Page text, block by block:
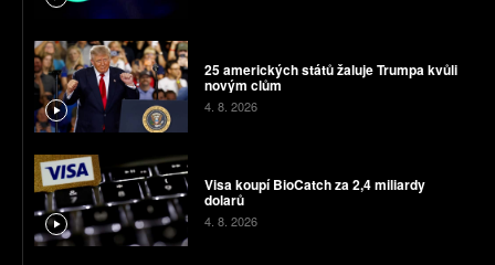
25 amerických států žaluje Trumpa kvůli
novým clům
4. 8. 2026
Visa koupí BioCatch za 2,4 miliardy
dolarů
4. 8. 2026